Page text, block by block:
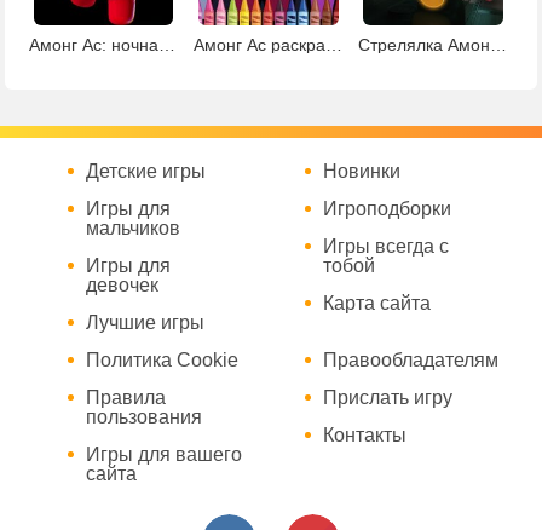
Амонг Ас: ночная гонка Амонг Ас раскраска Стрелялка Амонг Ас
Детские игры
Игры для
мальчиков
Игры для
девочек
Лучшие игры
Новинки
Игроподборки
Игры всегда с
тобой
Карта сайта
Политика Cookie
Правила
пользования
Игры для вашего
сайта
Правообладателям
Прислать игру
Контакты